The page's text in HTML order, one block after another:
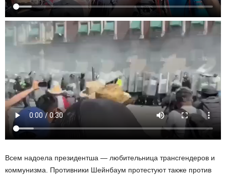
Всем надоела президентша — любительница трансгендеров и
коммунизма. Противники Шейнбаум протестуют также против